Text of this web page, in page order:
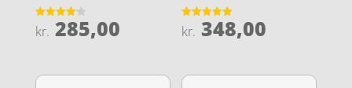
Vurderet
4.2
kr. 285,00
Vurderet
4.9
kr. 348,00